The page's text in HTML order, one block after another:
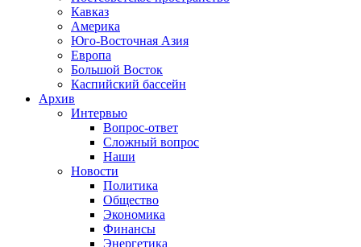
Кавказ
Америка
Юго-Восточная Азия
Европа
Большой Восток
Каспийский бассейн
Архив
Интервью
Вопрос-ответ
Сложный вопрос
Наши
Новости
Политика
Общество
Экономика
Финансы
Энергетика